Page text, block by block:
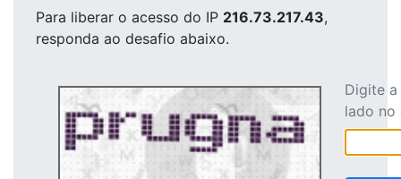
Para liberar o acesso do IP 216.73.217.43,
responda ao desafio abaixo.
Digite
lado no